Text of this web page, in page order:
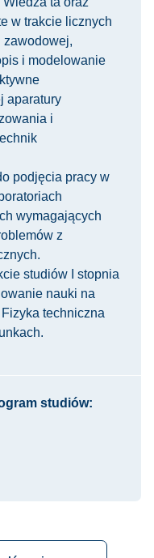
w trakcie licznych
zawodowej,
i modelowanie
aparatury
i
podjęcia pracy w
wymagających
z
studiów I stopnia
nauki na
techniczna
studiów: